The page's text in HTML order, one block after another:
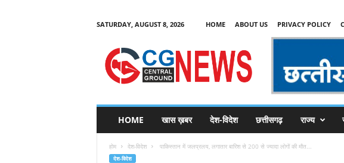
SATURDAY, AUGUST 8, 2026 HOME ABOUT US PRIVACY POLICY
C
HOME खास ख़बर देश-विदेश छत्तीसगढ़ राज्य
होम देश-विदेश पाकिस्तान में जलप्रलय, लगातार बारिश से 200 से ज्यादा लोगों की मौत...
देश-विदेश